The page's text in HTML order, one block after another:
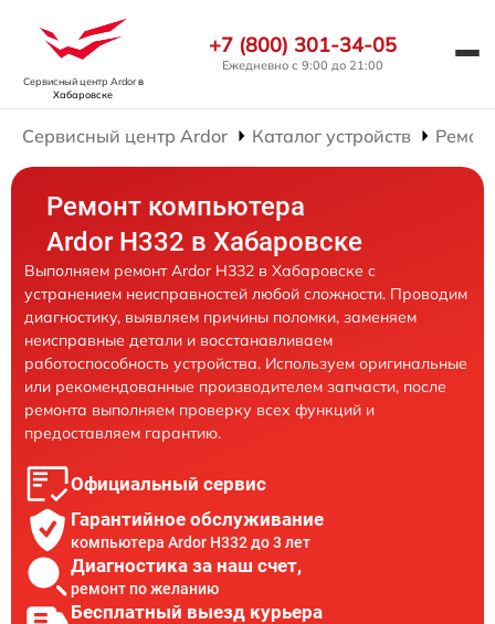
Сервисный центр Ardorв
Хабаровске
+7 (800) 301-34-05
Ежедневно с 9:00 до 21:00
Сервисный центр Ardor Каталог устройств
Ремонт компьютера
Ardor H332 в Хабаровске
Выполняем ремонт Ardor H332 в Хабаровске с
устранением неисправностей любой сложности. Проводим
диагностику, выявляем причины поломки, заменяем
неисправные детали и восстанавливаем
работоспособность устройства. Используем оригинальные
или рекомендованные производителем запчасти, после
ремонта выполняем проверку всех функций и
предоставляем гарантию.
Официальный сервис
Гарантийное обслуживание
компьютера Ardor H332 до 3 лет
Диагностика за наш счет,
ремонт по желанию
Бесплатный выезд курьера